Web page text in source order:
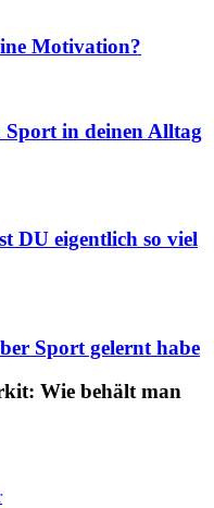
Motivation?
in deinen Alltag
DU eigentlich so viel
Sport gelernt habe
Wie behält man